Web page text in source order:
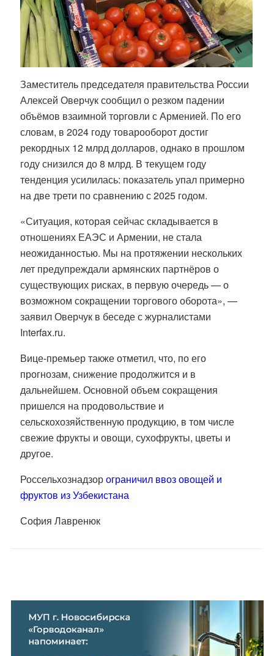
Заместитель председателя правительства России
Алексей Оверчук сообщил о резком падении
объёмов взаимной торговли с Арменией. По его
словам, в 2024 году товарооборот достиг
рекордных 12 млрд долларов, однако в прошлом
году снизился до 8 млрд. В текущем году
тенденция усилилась: показатель упал примерно
на две трети по сравнению с 2025 годом.
«Ситуация, которая сейчас складывается в
отношениях ЕАЭС и Армении, не стала
неожиданностью. Мы на протяжении нескольких
лет предупреждали армянских партнёров о
существующих рисках, в первую очередь — о
возможном сокращении торгового оборота», —
заявил Оверчук в беседе с журналистами
Interfax.ru.
Вице-премьер также отметил, что, по его
прогнозам, снижение продолжится и в
дальнейшем. Основной объем сокращения
пришелся на продовольствие и
сельскохозяйственную продукцию, в том числе
свежие фрукты и овощи, сухофрукты, цветы и
другое.
Россельхознадзорограничил ввоз овощей и
фруктов из Узбекистана
София Лавренюк